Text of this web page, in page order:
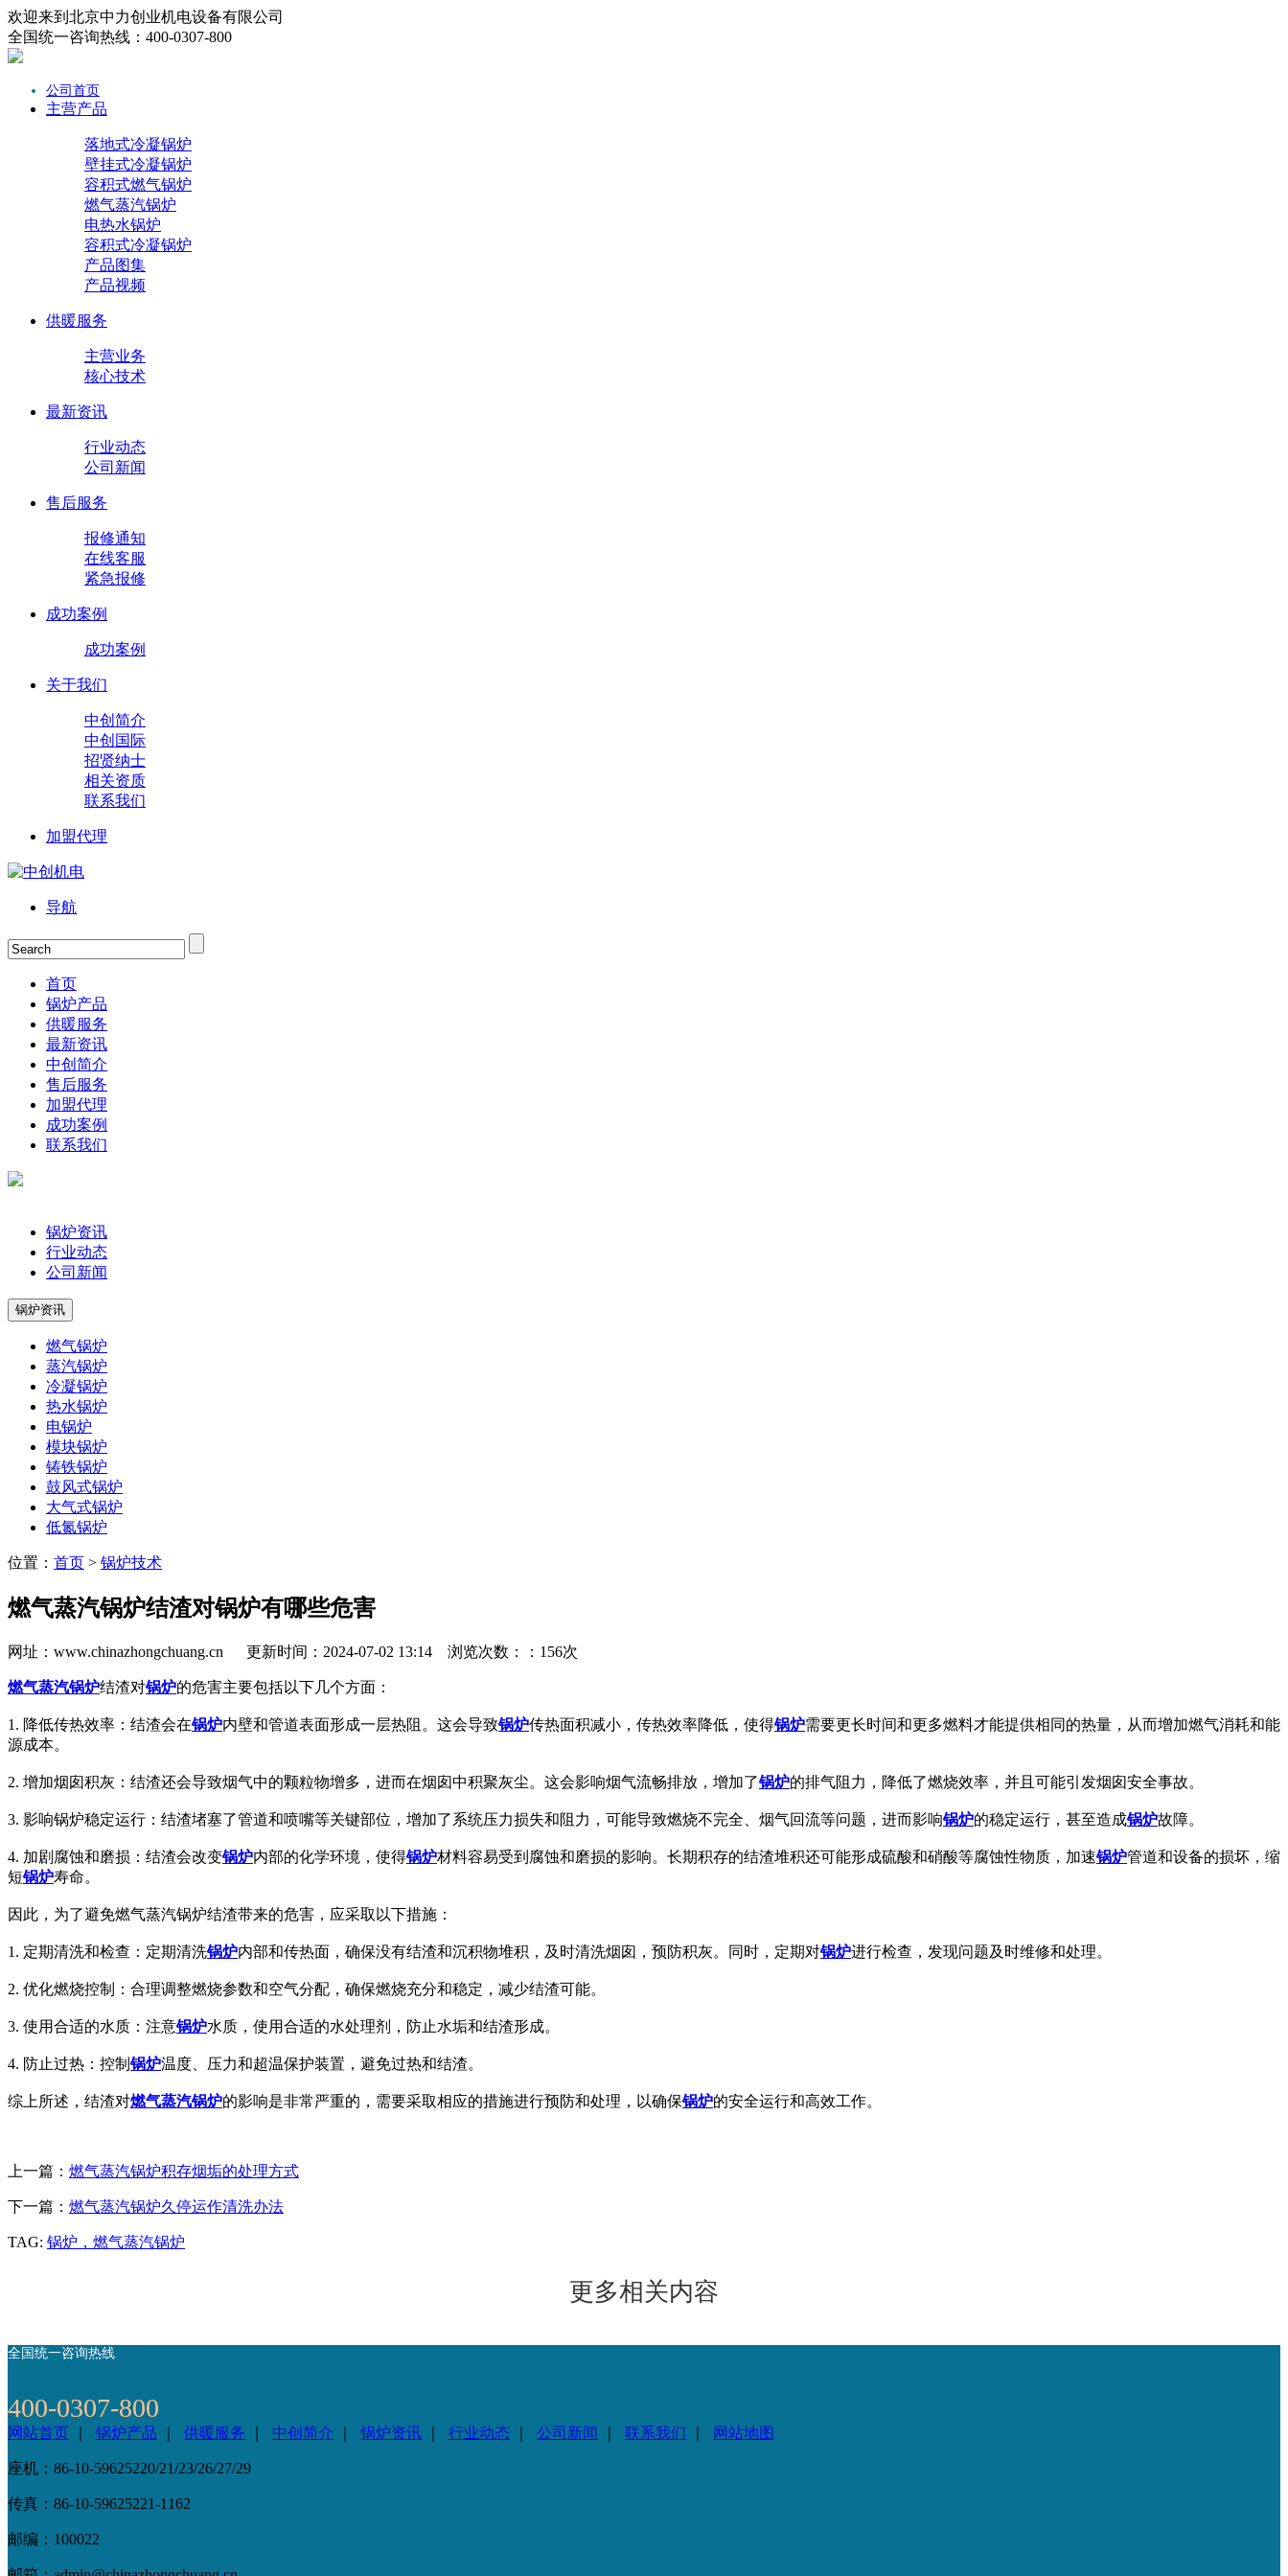
欢迎来到北京中力创业机电设备有限公司
全国统一咨询热线：400-0307-800
公司首页
主营产品
落地式冷凝锅炉
壁挂式冷凝锅炉
容积式燃气锅炉
燃气蒸汽锅炉
电热水锅炉
容积式冷凝锅炉
产品图集
产品视频
供暖服务
主营业务
核心技术
最新资讯
行业动态
公司新闻
售后服务
报修通知
在线客服
紧急报修
成功案例
成功案例
关于我们
中创简介
中创国际
招贤纳士
相关资质
联系我们
加盟代理
导航
首页
锅炉产品
供暖服务
最新资讯
中创简介
售后服务
加盟代理
成功案例
联系我们
锅炉资讯
行业动态
公司新闻
锅炉资讯
燃气锅炉
蒸汽锅炉
冷凝锅炉
热水锅炉
电锅炉
模块锅炉
铸铁锅炉
鼓风式锅炉
大气式锅炉
低氮锅炉
位置： 首页 > 锅炉技术
燃气蒸汽锅炉结渣对锅炉有哪些危害
网址：www.chinazhongchuang.cn 更新时间：2024-07-02 13:14 浏览次数：：156次
燃气蒸汽锅炉结渣对锅炉的危害主要包括以下几个方面：
1. 降低传热效率：结渣会在锅炉内壁和管道表面形成一层热阻。这会导致锅炉传热面积减小，传热效率降低，使得锅炉需要更长时间和更多燃料才能提供相同的热量，从而增加燃气消耗和能
源成本。
2. 增加烟囱积灰：结渣还会导致烟气中的颗粒物增多，进而在烟囱中积聚灰尘。这会影响烟气流畅排放，增加了锅炉的排气阻力，降低了燃烧效率，并且可能引发烟囱安全事故。
3. 影响锅炉稳定运行：结渣堵塞了管道和喷嘴等关键部位，增加了系统压力损失和阻力，可能导致燃烧不完全、烟气回流等问题，进而影响锅炉的稳定运行，甚至造成锅炉故障。
4. 加剧腐蚀和磨损：结渣会改变锅炉内部的化学环境，使得锅炉材料容易受到腐蚀和磨损的影响。长期积存的结渣堆积还可能形成硫酸和硝酸等腐蚀性物质，加速锅炉管道和设备的损坏，缩
短锅炉寿命。
因此，为了避免燃气蒸汽锅炉结渣带来的危害，应采取以下措施：
1. 定期清洗和检查：定期清洗锅炉内部和传热面，确保没有结渣和沉积物堆积，及时清洗烟囱，预防积灰。同时，定期对锅炉进行检查，发现问题及时维修和处理。
2. 优化燃烧控制：合理调整燃烧参数和空气分配，确保燃烧充分和稳定，减少结渣可能。
3. 使用合适的水质：注意锅炉水质，使用合适的水处理剂，防止水垢和结渣形成。
4. 防止过热：控制锅炉温度、压力和超温保护装置，避免过热和结渣。
综上所述，结渣对燃气蒸汽锅炉的影响是非常严重的，需要采取相应的措施进行预防和处理，以确保锅炉的安全运行和高效工作。
上一篇： 燃气蒸汽锅炉积存烟垢的处理方式
下一篇： 燃气蒸汽锅炉久停运作清洗办法
TAG: 锅炉，燃气蒸汽锅炉
更多相关内容
全国统一咨询热线
400-0307-800
网站首页 锅炉产品 供暖服务 中创简介 锅炉资讯 行业动态 公司新闻 联系我们 网站地图
座机：86-10-59625220/21/23/26/27/29
传真：86-10-59625221-1162
邮编：100022